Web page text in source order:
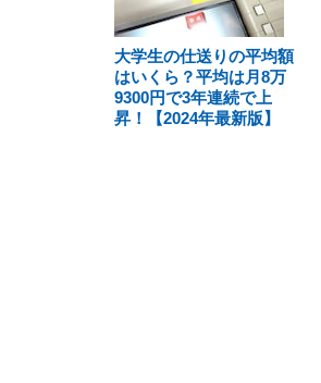
大学生の仕送りの平均額
はいくら？平均は月8万
9300円で3年連続で上
昇！【2024年最新版】